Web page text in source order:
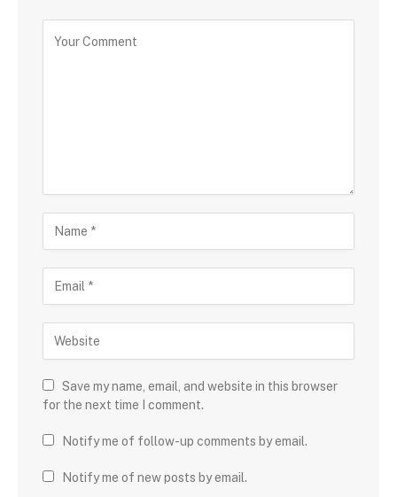
Save my name, email, and website in this browser
for the next time I comment.
Notify me of follow-up comments by email.
Notify me of new posts by email.